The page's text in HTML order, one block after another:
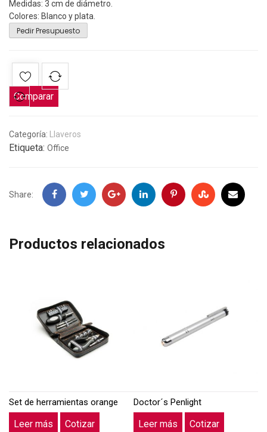
Medidas: 3 cm de diámetro.
Colores: Blanco y plata.
Pedir Presupuesto
Comparar
Categoría: Llaveros
Etiqueta: Office
Share: FacebookTwitter GoogleLinkedInPinterestStumbleupon
Email
Productos relacionados
Set de herramientas orange
Leer más Cotizar
Doctor´s Penlight
Leer más Cotizar